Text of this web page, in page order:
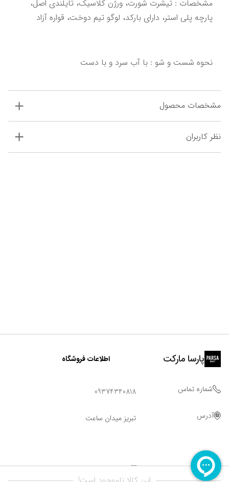
‌پارچه پلی استر، دارای بارکد، لوگو تیم دوخت‌‌‌،‌ قواره آزاد‌‌
نحوه شست و شو : با آب سرد و با دست
مشخصات محصول
نظر کاربران
پارسا مارکت اطلاعات فروشگاه
شماره تماس 09374340818
آدرس تبریز میدان ساعت